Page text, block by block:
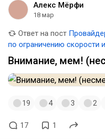
Алекс Мёрфи
18 мар
Ответ на пост
по ограничению скорости
превышает 3 ТБ в месяц
Внимание, мем!
19 4 3 2
17 1